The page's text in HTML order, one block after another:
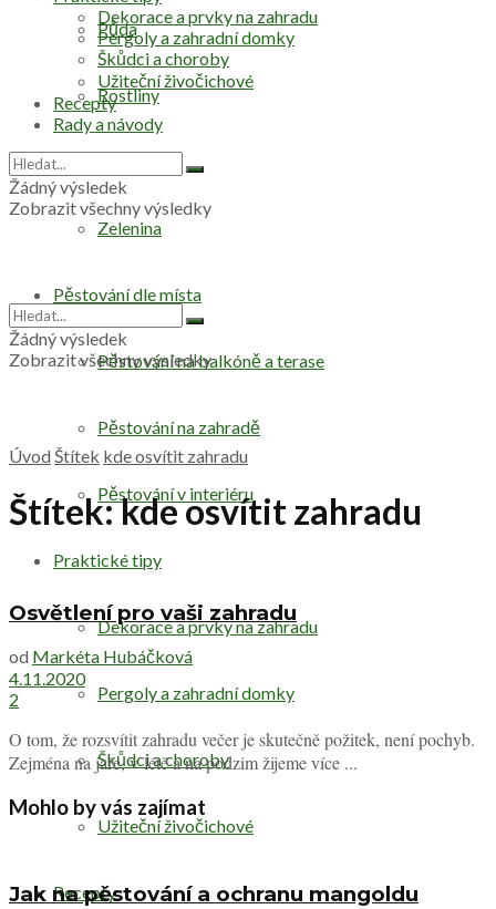
Půda
Rostliny
Zelenina
Pěstování dle místa
Pěstování na balkóně a terase
Pěstování na zahradě
Pěstování v interiéru
Praktické tipy
Dekorace a prvky na zahradu
Pergoly a zahradní domky
Škůdci a choroby
Užiteční živočichové
Recepty
Dekorace a prvky na zahradu
Pergoly a zahradní domky
Škůdci a choroby
Užiteční živočichové
Recepty
Rady a návody
Žádný výsledek
Zobrazit všechny výsledky
Žádný výsledek
Zobrazit všechny výsledky
Úvod Štítek kde osvítit zahradu
Štítek:kde osvítit zahradu
Osvětlení pro vaši zahradu
od Markéta Hubáčková
4.11.2020
2
O tom, že rozsvítit zahradu večer je skutečně požitek, není pochyb.
Zejména na jaře, v létě a na podzim žijeme více ...
Mohlo by vás zajímat
Jak na pěstování a ochranu mangoldu